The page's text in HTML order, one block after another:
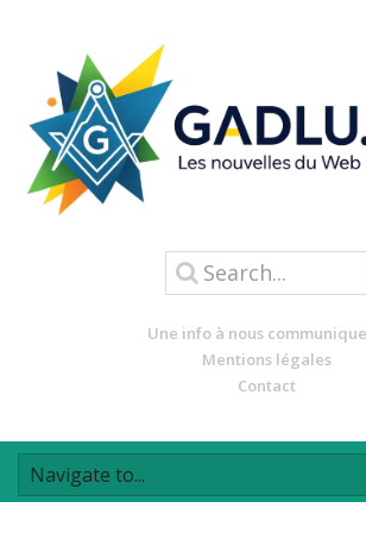
Une info à nous
Mentions légales
Contact